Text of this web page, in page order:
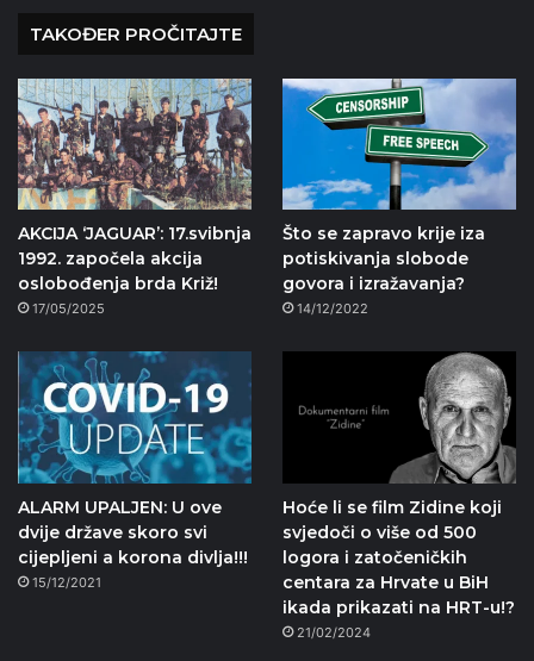
TAKOĐER PROČITAJTE
AKCIJA ‘JAGUAR’: 17.svibnja
1992. započela akcija
oslobođenja brda Križ!
17/05/2025
Što se zapravo krije iza
potiskivanja slobode
govora i izražavanja?
14/12/2022
ALARM UPALJEN: U ove
dvije države skoro svi
cijepljeni a korona divlja!!!
15/12/2021
Hoće li se film Zidine koji
svjedoči o više od 500
logora i zatočeničkih
centara za Hrvate u BiH
ikada prikazati na HRT-u!?
21/02/2024